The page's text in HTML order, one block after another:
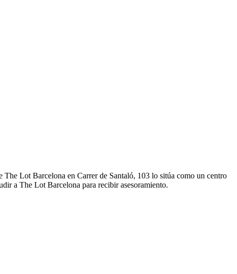
Lot Barcelona en Carrer de Santaló, 103 lo sitúa como un centro
a The Lot Barcelona para recibir asesoramiento.